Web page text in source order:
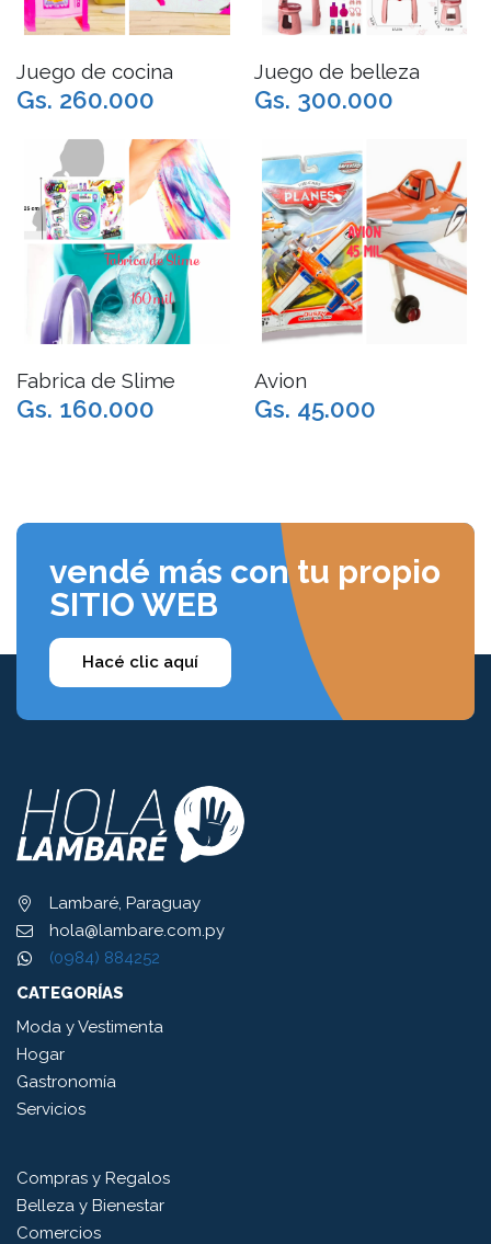
Juego de cocina
Gs. 260.000
Juego de belleza
Gs. 300.000
Fabrica de Slime
Gs. 160.000
Avion
Gs. 45.000
vendé más con tu propio
SITIO WEB
Hacé clic aquí
Lambaré, Paraguay
hola@lambare.com.py
(0984) 884252
CATEGORÍAS
Moda y Vestimenta
Hogar
Gastronomía
Servicios
Compras y Regalos
Belleza y Bienestar
Comercios